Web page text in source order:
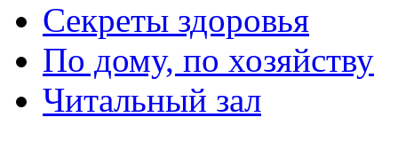
Секреты здоровья
По дому, по хозяйству
Читальный зал